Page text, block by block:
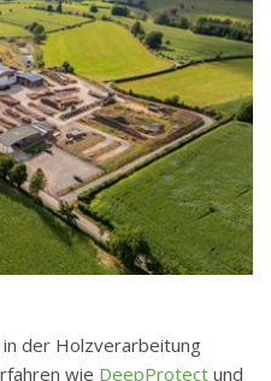
in der Holzverarbeitung
wie DeepProtect und